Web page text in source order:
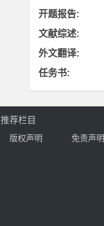
开题报告:
文献综述:
外文翻译:
任务书:
推荐栏目
版权声明 免责声明